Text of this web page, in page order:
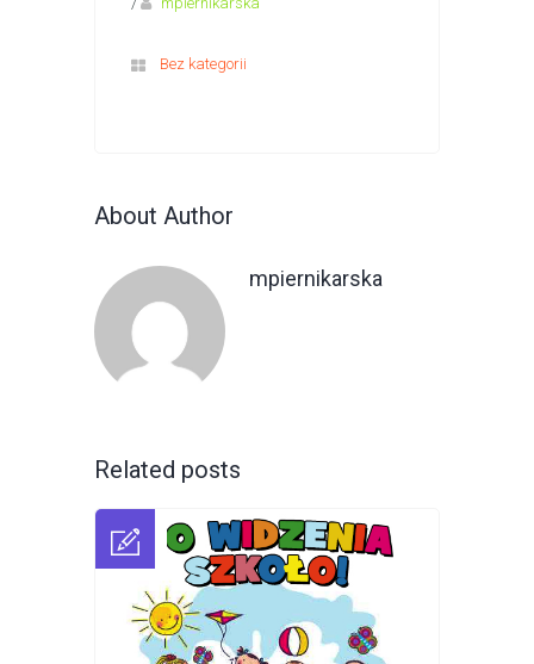
Bez kategorii
About Author
mpiernikarska
Related posts